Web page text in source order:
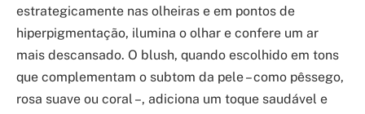
estrategicamente nas olheiras e em pontos de
hiperpigmentação, ilumina o olhar e confere um ar
mais descansado. O blush, quando escolhido em tons
que complementam o subtom da pele – como pêssego,
rosa suave ou coral –, adiciona um toque saudável e